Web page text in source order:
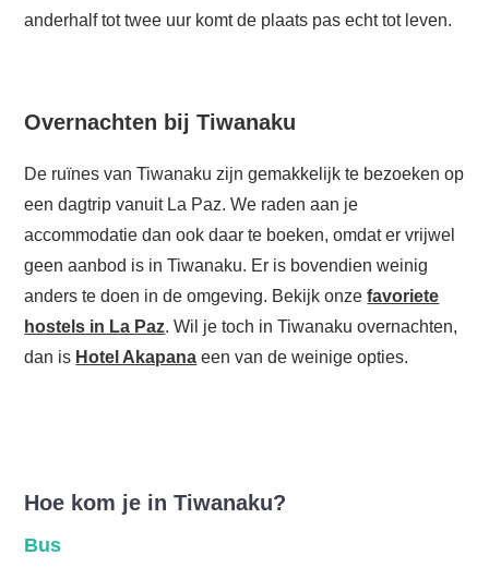
anderhalf tot twee uur komt de plaats pas echt tot leven.
Overnachten bij Tiwanaku
De ruïnes van Tiwanaku zijn gemakkelijk te bezoeken op
een dagtrip vanuit La Paz. We raden aan je
accommodatie dan ook daar te boeken, omdat er vrijwel
geen aanbod is in Tiwanaku. Er is bovendien weinig
anders te doen in de omgeving. Bekijk onzefavoriete
hostels in La Paz. Wil je toch in Tiwanaku overnachten,
dan is Hotel Akapana een van de weinige opties.
Hoe kom je in Tiwanaku?
Bus